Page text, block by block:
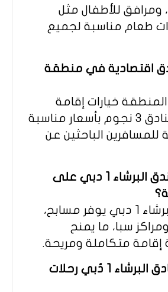
ومرافق للأطفال مثل
طعام مناسبة لجميع
اقتصادية في منطقة
المنطقة خيارات إقامة
متنوعة من فنادق 3 نجوم بأسعار مناسبة
الباحثين عن
هل يحتوي فندق البرشاء 1 دبي على
نعم، افندق البرشاء 1 دبي يوفر مسابح،
سبا، ما يمنح
إقامة متكاملة ومريحة.
هل تناسب فنادق البرشاء 1 دُبي رحلات